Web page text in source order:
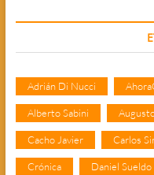
Adrián Di Nucci
Alberto Sabini
Cacho Javier Carlos
Crónica Daniel Sueldo